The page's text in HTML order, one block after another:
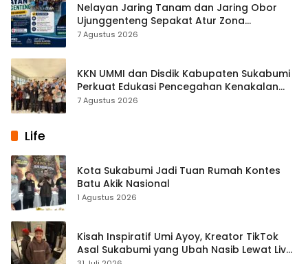
Nelayan Jaring Tanam dan Jaring Obor
Ujunggenteng Sepakat Atur Zona
Penangkapan
7 Agustus 2026
KKN UMMI dan Disdik Kabupaten Sukabumi
Perkuat Edukasi Pencegahan Kenakalan
Remaja di SMPN 2 Tegalbuleud
7 Agustus 2026
Life
Kota Sukabumi Jadi Tuan Rumah Kontes
Batu Akik Nasional
1 Agustus 2026
Kisah Inspiratif Umi Ayoy, Kreator TikTok
Asal Sukabumi yang Ubah Nasib Lewat Live